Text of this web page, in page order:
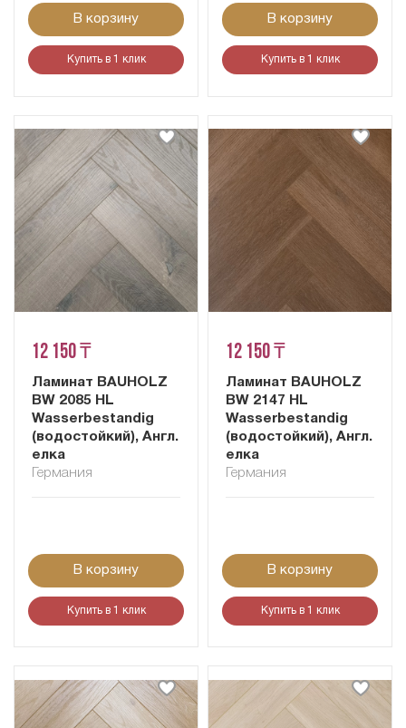
В корзину
Купить в 1 клик
В корзину
Купить в 1 клик
12 150 ₸
Ламинат BAUHOLZ
BW 2085 HL
Wasserbestandig
(водостойкий), Англ.
елка
Германия
В корзину
Купить в 1 клик
12 150 ₸
Ламинат BAUHOLZ
BW 2147 HL
Wasserbestandig
(водостойкий), Англ.
елка
Германия
В корзину
Купить в 1 клик